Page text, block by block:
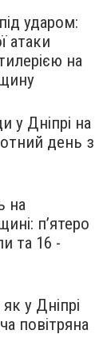
ударом:
атаки
на
у Дніпрі на
день з
на
п’ятеро
та 16 -
у Дніпрі
повітряна